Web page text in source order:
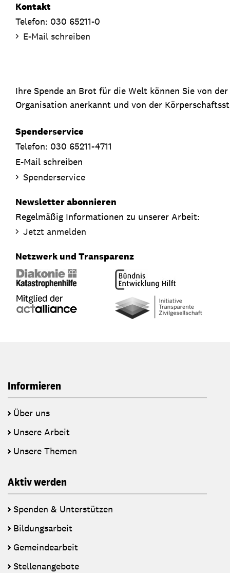
Kontakt
Telefon: 030 65211-0
E-Mail schreiben
Ihre Spende an Brot für die Welt können Sie von
Organisation anerkannt und von der
Spenderservice
Telefon: 030 65211-4711
E-Mail schreiben
Spenderservice
Newsletter abonnieren
Regelmäßig Informationen zu unserer Arbeit:
Jetzt anmelden
Netzwerk und Transparenz
Informieren
Über uns
Unsere Arbeit
Unsere Themen
Aktiv werden
Spenden & Unterstützen
Bildungsarbeit
Gemeindearbeit
Stellenangebote